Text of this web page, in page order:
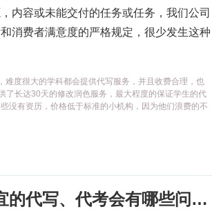
内容或未能交付的任务或任务，我们公司
消费者满意度的严格规定，很少发生这种
度很大的学科都会提供代写服务，并且收费合理，也
了长达30天的修改润色服务，最大程度的保证学生的代
没有资历，价格低于标准的小机构，因为他们浪费的不
考试周，作业季又来了，该如何选代写？便宜的代写、代考会有哪些问题？